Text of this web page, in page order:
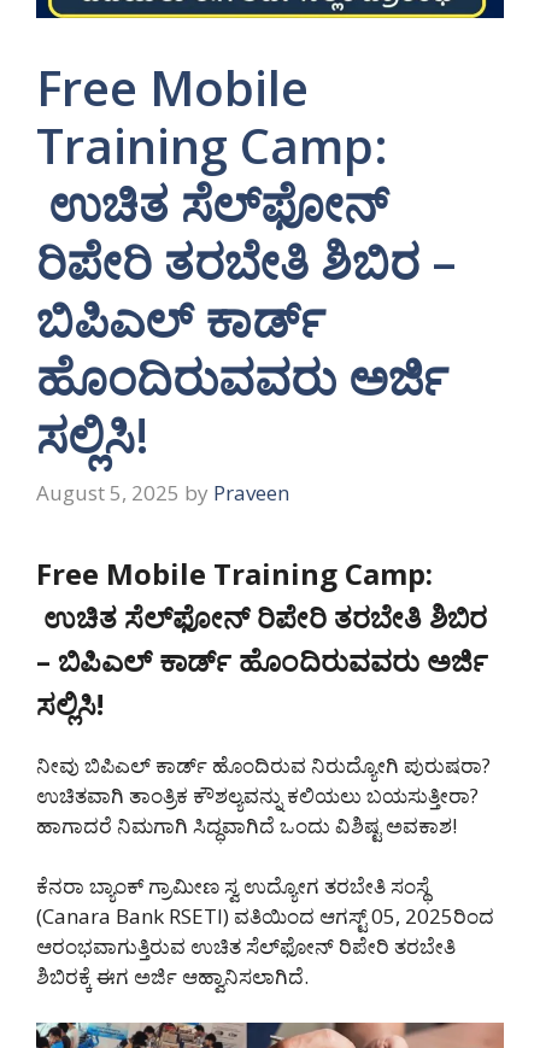
Free Mobile
Training Camp:
ಉಚಿತ ಸೆಲ್‌ಫೋನ್
ರಿಪೇರಿ ತರಬೇತಿ ಶಿಬಿರ –
ಬಿಪಿಎಲ್ ಕಾರ್ಡ್
ಹೊಂದಿರುವವರು ಅರ್ಜಿ
ಸಲ್ಲಿಸಿ!
August 5, 2025 by Praveen
Free Mobile Training Camp:
ಉಚಿತ ಸೆಲ್‌ಫೋನ್ ರಿಪೇರಿ ತರಬೇತಿ ಶಿಬಿರ
– ಬಿಪಿಎಲ್ ಕಾರ್ಡ್ ಹೊಂದಿರುವವರು ಅರ್ಜಿ
ಸಲ್ಲಿಸಿ!
ನೀವು ಬಿಪಿಎಲ್ ಕಾರ್ಡ್ ಹೊಂದಿರುವ ನಿರುದ್ಯೋಗಿ ಪುರುಷರಾ?
ಉಚಿತವಾಗಿ ತಾಂತ್ರಿಕ ಕೌಶಲ್ಯವನ್ನು ಕಲಿಯಲು ಬಯಸುತ್ತೀರಾ?
ಹಾಗಾದರೆ ನಿಮಗಾಗಿ ಸಿದ್ಧವಾಗಿದೆ ಒಂದು ವಿಶಿಷ್ಟ ಅವಕಾಶ!
ಕೆನರಾ ಬ್ಯಾಂಕ್ ಗ್ರಾಮೀಣ ಸ್ವ ಉದ್ಯೋಗ ತರಬೇತಿ ಸಂಸ್ಥೆ
(Canara Bank RSETI) ವತಿಯಿಂದ ಆಗಸ್ಟ್ 05, 2025ರಿಂದ
ಆರಂಭವಾಗುತ್ತಿರುವ ಉಚಿತ ಸೆಲ್‌ಫೋನ್ ರಿಪೇರಿ ತರಬೇತಿ
ಶಿಬಿರಕ್ಕೆ ಈಗ ಅರ್ಜಿ ಆಹ್ವಾನಿಸಲಾಗಿದೆ.